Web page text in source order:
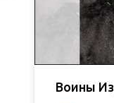
Воины